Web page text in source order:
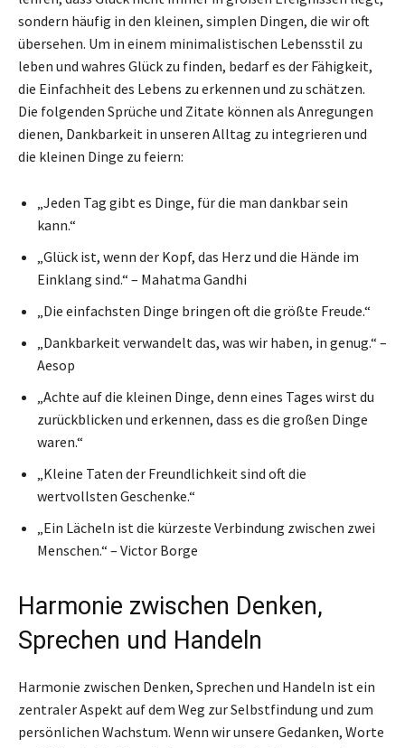
sondern häufig in den kleinen, simplen Dingen, die wir oft
übersehen. Um in einem minimalistischen Lebensstil zu
leben und wahres Glück zu finden, bedarf es der Fähigkeit,
die Einfachheit des Lebens zu erkennen und zu schätzen.
Die folgenden Sprüche und Zitate können als Anregungen
dienen, Dankbarkeit in unseren Alltag zu integrieren und
die kleinen Dinge zu feiern:
„Jeden Tag gibt es Dinge, für die man dankbar sein
kann.“
„Glück ist, wenn der Kopf, das Herz und die Hände im
Einklang sind.“ – Mahatma Gandhi
„Die einfachsten Dinge bringen oft die größte Freude.“
„Dankbarkeit verwandelt das, was wir haben, in genug.“ –
Aesop
„Achte auf die kleinen Dinge, denn eines Tages wirst du
zurückblicken und erkennen, dass es die großen Dinge
waren.“
„Kleine Taten der Freundlichkeit sind oft die
wertvollsten Geschenke.“
„Ein Lächeln ist die kürzeste Verbindung zwischen zwei
Menschen.“ – Victor Borge
Harmonie zwischen Denken,
Sprechen und Handeln
Harmonie zwischen Denken, Sprechen und Handeln ist ein
zentraler Aspekt auf dem Weg zur Selbstfindung und zum
persönlichen Wachstum. Wenn wir unsere Gedanken, Worte